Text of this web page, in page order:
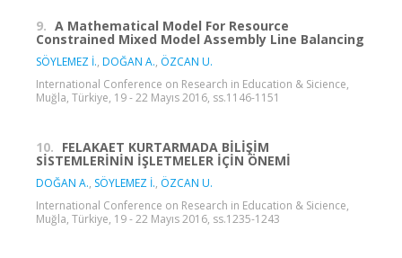
9. A Mathematical Model For Resource
Constrained Mixed Model Assembly Line Balancing
SÖYLEMEZ İ., DOĞAN A., ÖZCAN U.
International Conference on Research in Education & Sicience,
Muğla, Türkiye, 19 - 22 Mayıs 2016, ss.1146-1151
10. FELAKAET KURTARMADA BİLİŞİM
SİSTEMLERİNİN İŞLETMELER İÇİN ÖNEMİ
DOĞAN A., SÖYLEMEZ İ., ÖZCAN U.
International Conference on Research in Education & Sicience,
Muğla, Türkiye, 19 - 22 Mayıs 2016, ss.1235-1243